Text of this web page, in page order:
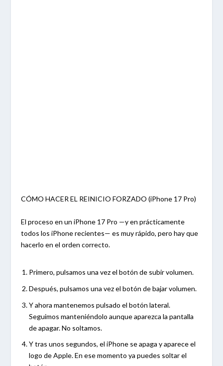
CÓMO HACER EL REINICIO FORZADO (iPhone 17 Pro)
El proceso en un iPhone 17 Pro —y en prácticamente
todos los iPhone recientes— es muy rápido, pero hay que
hacerlo en el orden correcto.
Primero, pulsamos una vez el botón de subir volumen.
Después, pulsamos una vez el botón de bajar volumen.
Y ahora mantenemos pulsado el botón lateral.
Seguimos manteniéndolo aunque aparezca la pantalla
de apagar. No soltamos.
Y tras unos segundos, el iPhone se apaga y aparece el
logo de Apple. En ese momento ya puedes soltar el